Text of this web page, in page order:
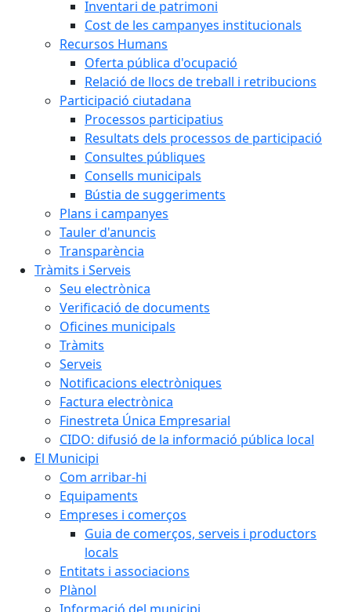
Inventari de patrimoni
Cost de les campanyes institucionals
Recursos Humans
Oferta pública d'ocupació
Relació de llocs de treball i retribucions
Participació ciutadana
Processos participatius
Resultats dels processos de participació
Consultes públiques
Consells municipals
Bústia de suggeriments
Plans i campanyes
Tauler d'anuncis
Transparència
Tràmits i Serveis
Seu electrònica
Verificació de documents
Oficines municipals
Tràmits
Serveis
Notificacions electròniques
Factura electrònica
Finestreta Única Empresarial
CIDO: difusió de la informació pública local
El Municipi
Com arribar-hi
Equipaments
Empreses i comerços
Guia de comerços, serveis i productors
locals
Entitats i associacions
Plànol